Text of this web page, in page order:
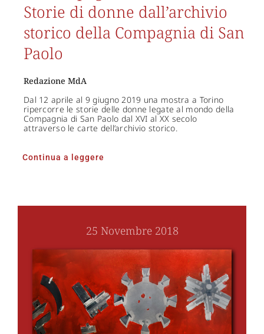
Storie di donne dall’archivio
storico della Compagnia di San
Paolo
Redazione MdA
Dal 12 aprile al 9 giugno 2019 una mostra a Torino
ripercorre le storie delle donne legate al mondo della
Compagnia di San Paolo dal XVI al XX secolo
attraverso le carte dell’archivio storico.
Continua a leggere
25 Novembre 2018